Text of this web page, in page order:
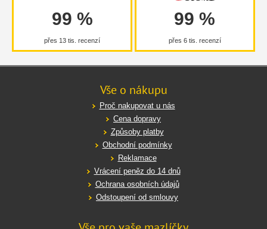
99 %
přes 13 tis. recenzí
99 %
přes 6 tis. recenzí
Vše o nákupu
Proč nakupovat u nás
Cena dopravy
Způsoby platby
Obchodní podmínky
Reklamace
Vrácení peněz do 14 dnů
Ochrana osobních údajů
Odstoupení od smlouvy